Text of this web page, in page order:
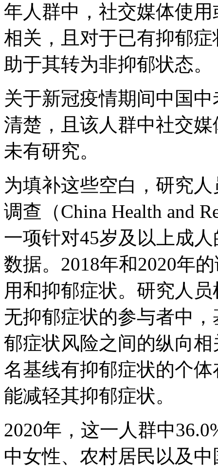
年人群中，社交媒体使
相关，且对于已有抑郁
助于其转为非抑郁状态。
关于新冠疫情期间中国
清楚，且该人群中社交
未有研究。
为填补这些空白，研究
调查（China Health and
一项针对45岁及以上成
数据。2018年和2020年
用和抑郁症状。研究人
无抑郁症状的参与者中
郁症状风险之间的纵向
名基线有抑郁症状的个
能减轻其抑郁症状。
2020年，这一人群中
中女性、农村居民以及